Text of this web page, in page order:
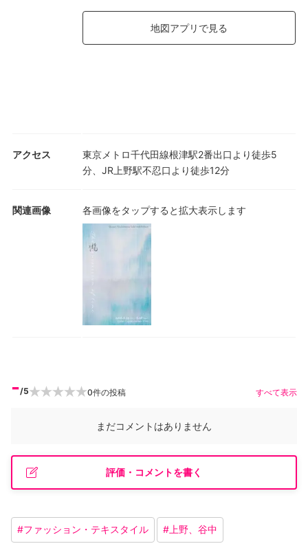
地図アプリで見る
アクセス
東京メトロ千代田線根津駅2番出口より徒歩5
分、JR上野駅不忍口より徒歩12分
関連画像 各画像をタップすると拡大表示します
-/5 0件の投稿 すべて表示
まだコメントはありません
評価・コメントを書く
#ファッション・テキスタイル # 上野、谷中